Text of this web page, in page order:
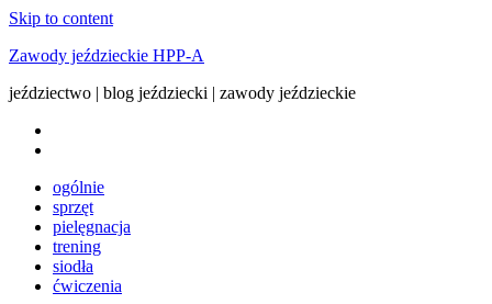
Skip to content
Zawody jeździeckie HPP-A
jeździectwo | blog jeździecki | zawody jeździeckie
ogólnie
sprzęt
pielęgnacja
trening
siodła
ćwiczenia